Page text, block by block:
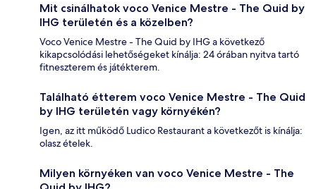
Mit csinálhatok voco Venice Mestre - The Quid by
IHG területén és a közelben?
Voco Venice Mestre - The Quid by IHG a következő
kikapcsolódási lehetőségeket kínálja: 24 órában nyitva tartó
fitneszterem és játékterem.
Található étterem voco Venice Mestre - The Quid
by IHG területén vagy környékén?
Igen, az itt működő Ludico Restaurant a következőt is kínálja:
olasz ételek.
Milyen környéken van voco Venice Mestre - The